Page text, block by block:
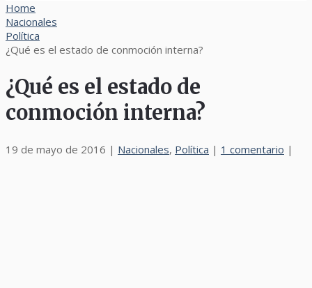
Home
Nacionales
Política
¿Qué es el estado de conmoción interna?
¿Qué es el estado de
conmoción interna?
19 de mayo de 2016 | Nacionales, Política | 1 comentario |